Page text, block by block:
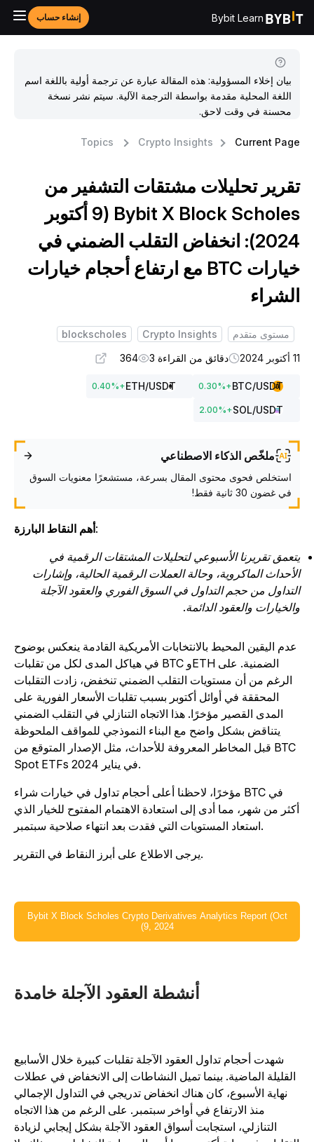
Bybit Learn إنشاء حساب
بيان إخلاء المسؤولية: هذه المقالة عبارة عن ترجمة أولية باللغة اسم
اللغة المحلية مقدمة بواسطة الترجمة الآلية. سيتم نشر نسخة
محسنة في وقت لاحق.
Topics Crypto Insights Current
تحليلات مشتقات التشفير من
Bybit X Block Scholes (9 أكتوبر
2024): انخفاض التقلب الضمني في
خيارات BTC مع ارتفاع أحجام خيارات
مستوى متقدم Crypto Insights
blockscholes
دقائق من القراءة 3 364
BTC/USDT
+
0.30%
ETH/USDT
+
0.40%
SOL/USDT
+
2.00%
ملخّص الذكاء الاصطناعي
استخلص فحوى محتوى المقال بسرعة، مستشعرًا معنويات السوق
في غضون 30 ثانية فقط!
أهم النقاط البارزة
تقريرنا الأسبوعي لتحليلات المشتقات الرقمية في
الماكروية، وحالة العملات الرقمية الحالية، وإشارات
من حجم التداول في السوق الفوري والعقود الآجلة
والعقود الدائمة.
عدم اليقين المحيط بالانتخابات الأمريكية القادمة ينعكس بوضوح
في هياكل المدى لكل من تقلبات BTC وETH الضمنية. على
الرغم من أن مستويات التقلب الضمني تنخفض، زادت التقلبات
المحققة في أوائل أكتوبر بسبب تقلبات الأسعار الفورية على
المدى القصير مؤخرًا. هذا الاتجاه التنازلي في التقلب الضمني
يتناقض بشكل واضح مع البناء النموذجي للمواقف الملحوظة
قبل المخاطر المعروفة للأحداث، مثل الإصدار المتوقع من BTC
مؤخرًا، لاحظنا أعلى أحجام تداول في خيارات شراء BTC في
من شهر، مما أدى إلى استعادة الاهتمام المفتوح للخيار الذي
Bybit X Block Scholes Crypto Derivatives Analytics Report (Oct
9, 2024)
أنشطة العقود الآجلة خامدة
شهدت أحجام تداول العقود الآجلة تقلبات كبيرة خلال الأسابيع
القليلة الماضية. بينما تميل النشاطات إلى الانخفاض في عطلات
نهاية الأسبوع، كان هناك انخفاض تدريجي في التداول الإجمالي
منذ الارتفاع في أواخر سبتمبر. على الرغم من هذا الاتجاه
التنازلي، استجابت أسواق العقود الآجلة بشكل إيجابي لزيادة